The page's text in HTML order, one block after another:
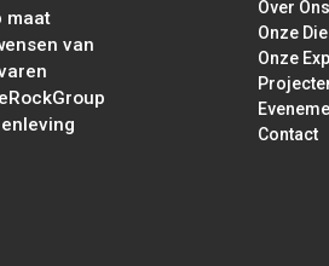
maat
van
Over Ons
Onze
Onze
Contact